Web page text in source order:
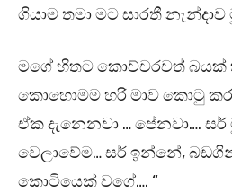
ගියාම තමා මට සාරතී
මගේ හිතට කොච්චරවත් බයක්
කොහොමම හරි මාව කොටු කර
ඒක දැනෙනවා … පේනවා….
වෙලාවේම… සර් ඉන්නේ,
කොටියෙක් වගේ…. “